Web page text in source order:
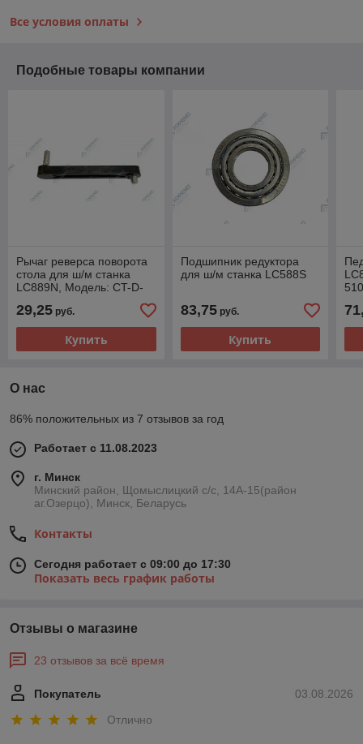
Все условия оплаты
Подобные товары компании
Рычаг реверса поворота
стола для ш/м станка
LC889N, Модель: CT-D-
29,25 руб.
Купить
Подшипник редуктора
для ш/м станка LC588S
83,75руб.
Купить
О нас
86% положительных из 7 отзывов за год
Работает с 11.08.2023
г. Минск
Минский район, Щомыслицкий с/с, 14А-15(район
аг.Озерцо), Минск, Беларусь
Контакты
Сегодня работает с 09:00 до 17:30
Показать весь график работы
Отзывы о магазине
23 отзывов за всё время
03.08.2026
Покупатель
Отлично